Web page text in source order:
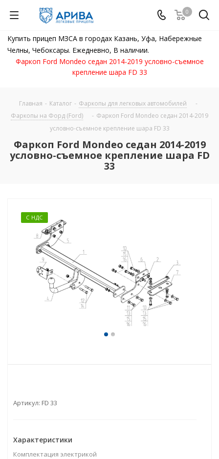
0
Купить прицеп МЗСА в городах Казань, Уфа, Набережные
Челны, Чебоксары. Ежедневно, В наличии.
Фаркоп Ford Mondeo седан 2014-2019 условно-съемное
крепление шара FD 33
Главная - Каталог - Фаркопы для легковых автомобилей
-
Фаркопы на Форд (Ford)
- Фаркоп Ford Mondeo седан 2014-2019
условно-съемное крепление шара FD 33
Фаркоп Ford Mondeo седан 2014-2019
условно-съемное крепление шара FD
33
С НДС
Артикул: FD 33
Характеристики
Комплектация электрикой